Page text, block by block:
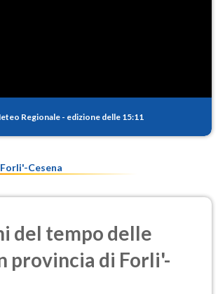
Regionale - edizione delle 15:11
Cesena
del tempo delle
provincia di Forli'-